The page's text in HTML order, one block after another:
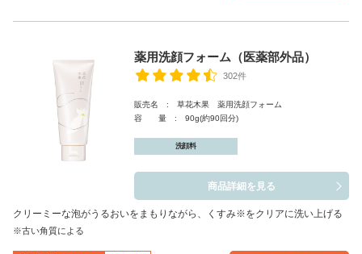
薬用洗顔フォーム（医薬部外品）
302件
販売名 : 草花木果 薬用洗顔フォーム
容 量 : 90g(約90回分)
洗顔料
商品詳細を見る
クリーミーな泡がうるおいをまもりながら、くすみ※をクリアに洗い上げる
※古い角質による